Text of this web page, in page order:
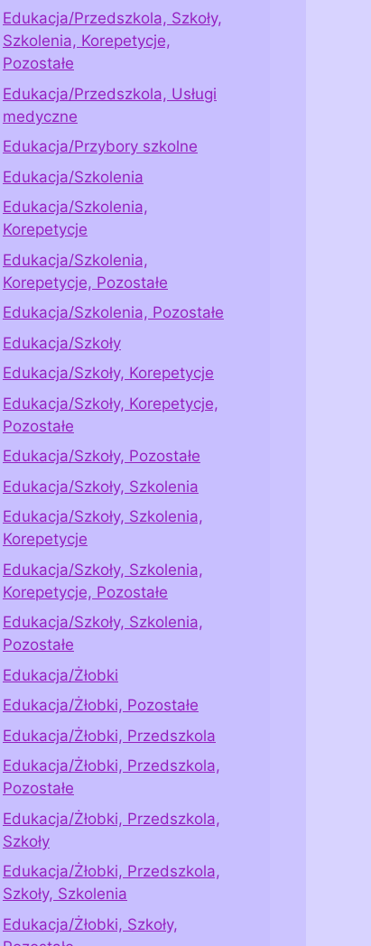
Edukacja/Przedszkola, Szkoły,
Szkolenia, Korepetycje,
Pozostałe
Edukacja/Przedszkola, Usługi
medyczne
Edukacja/Przybory szkolne
Edukacja/Szkolenia
Edukacja/Szkolenia,
Korepetycje
Edukacja/Szkolenia,
Korepetycje, Pozostałe
Edukacja/Szkolenia, Pozostałe
Edukacja/Szkoły
Edukacja/Szkoły, Korepetycje
Edukacja/Szkoły, Korepetycje,
Pozostałe
Edukacja/Szkoły, Pozostałe
Edukacja/Szkoły, Szkolenia
Edukacja/Szkoły, Szkolenia,
Korepetycje
Edukacja/Szkoły, Szkolenia,
Korepetycje, Pozostałe
Edukacja/Szkoły, Szkolenia,
Pozostałe
Edukacja/Żłobki
Edukacja/Żłobki, Pozostałe
Edukacja/Żłobki, Przedszkola
Edukacja/Żłobki, Przedszkola,
Pozostałe
Edukacja/Żłobki, Przedszkola,
Szkoły
Edukacja/Żłobki, Przedszkola,
Szkoły, Szkolenia
Edukacja/Żłobki, Szkoły,